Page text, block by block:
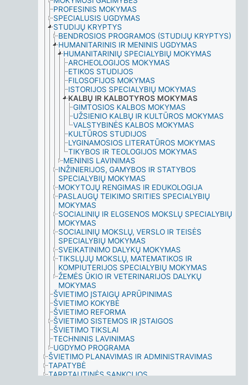
PROFESINIS MOKYMAS
SPECIALUSIS UGDYMAS
STUDIJŲ KRYPTYS
BENDROSIOS PROGRAMOS (STUDIJŲ KRYPTYS)
HUMANITARINIS IR MENINIS UGDYMAS
HUMANITARINIŲ SPECIALYBIŲ MOKYMAS
ARCHEOLOGIJOS MOKYMAS
ETIKOS STUDIJOS
FILOSOFIJOS MOKYMAS
ISTORIJOS SPECIALYBIŲ MOKYMAS
KALBŲ IR KALBOTYROS MOKYMAS
GIMTOSIOS KALBOS MOKYMAS
UŽSIENIO KALBŲ IR KULTŪROS MOKYMAS
VALSTYBINĖS KALBOS MOKYMAS
KULTŪROS STUDIJOS
LYGINAMOSIOS LITERATŪROS MOKYMAS
TIKYBOS IR TEOLOGIJOS MOKYMAS
MENINIS LAVINIMAS
INŽINIERIJOS, GAMYBOS IR STATYBOS
SPECIALYBIŲ MOKYMAS
MOKYTOJŲ RENGIMAS IR EDUKOLOGIJA
PASLAUGŲ TEIKIMO SRITIES SPECIALYBIŲ
MOKYMAS
SOCIALINIŲ IR ELGSENOS MOKSLŲ SPECIALYBIŲ
MOKYMAS
SOCIALINIŲ MOKSLŲ, VERSLO IR TEISĖS
SPECIALYBIŲ MOKYMAS
SVEIKATINIMO DALYKŲ MOKYMAS
TIKSLŲJŲ MOKSLŲ, MATEMATIKOS IR
KOMPIUTERIJOS SPECIALYBIŲ MOKYMAS
ŽEMĖS ŪKIO IR VETERINARIJOS DALYKŲ
MOKYMAS
ŠVIETIMO ĮSTAIGŲ APRŪPINIMAS
ŠVIETIMO KOKYBĖ
ŠVIETIMO REFORMA
ŠVIETIMO SISTEMOS IR ĮSTAIGOS
ŠVIETIMO TIKSLAI
TECHNINIS LAVINIMAS
UGDYMO PROGRAMA
ŠVIETIMO PLANAVIMAS IR ADMINISTRAVIMAS
TAPATYBĖ
TARPTAUTINĖS SANKCIJOS